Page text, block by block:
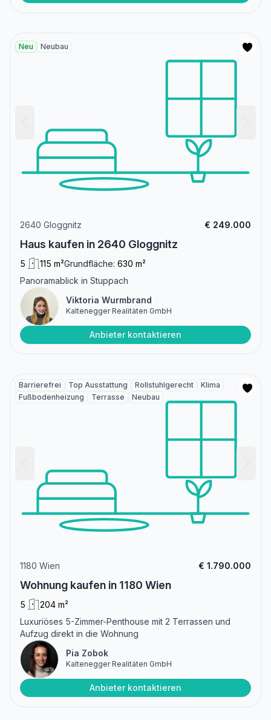
Neu Neubau
2640 Gloggnitz € 249.000
Haus kaufen in 2640 Gloggnitz
5 115 m²Grundfläche: 630 m²
Panoramablick in Stuppach
Viktoria Wurmbrand
Kaltenegger Realitäten GmbH
Anbieter kontaktieren
Barrierefrei Top Ausstattung Rollstuhlgerecht
Klima
Fußbodenheizung
Terrasse Neubau
1180 Wien € 1.790.000
Wohnung kaufen in 1180 Wien
5
204 m²
Luxuriöses 5-Zimmer-Penthouse mit 2 Terrassen und
Aufzug direkt in die Wohnung
Pia Zobok
Kaltenegger Realitäten GmbH
Anbieter kontaktieren